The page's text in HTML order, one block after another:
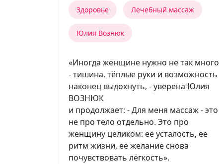
Здоровье Лечебный массаж
Юлия Вознюк
«Иногда женщине нужно не так много
- тишина, тёплые руки и возможность
наконец выдохнуть, - уверена Юлия
ВОЗНЮК
и продолжает: - Для меня массаж - это
не про тело отдельно. Это про
женщину целиком: её усталость, её
ритм жизни, её желание снова
почувствовать лёгкость».